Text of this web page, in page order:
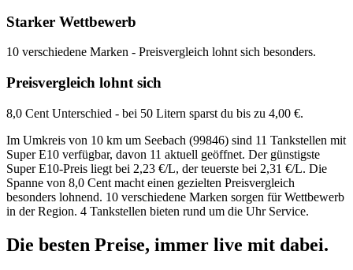
Starker Wettbewerb
10 verschiedene Marken - Preisvergleich lohnt sich besonders.
Preisvergleich lohnt sich
8,0 Cent Unterschied - bei 50 Litern sparst du bis zu 4,00 €.
Im Umkreis von 10 km um Seebach (99846) sind 11 Tankstellen mit
Super E10 verfügbar, davon 11 aktuell geöffnet. Der günstigste
Super E10-Preis liegt bei 2,23 €/L, der teuerste bei 2,31 €/L. Die
Spanne von 8,0 Cent macht einen gezielten Preisvergleich
besonders lohnend. 10 verschiedene Marken sorgen für Wettbewerb
in der Region. 4 Tankstellen bieten rund um die Uhr Service.
Die besten Preise, immer live mit dabei.